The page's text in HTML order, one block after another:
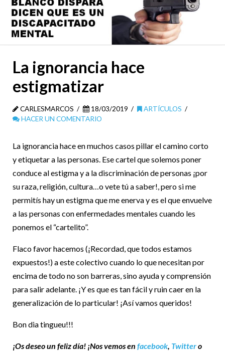
La ignorancia hace
estigmatizar
CARLESMARCOS 18/03/2019
ARTÍCULOS
HACER UN COMENTARIO
La ignorancia hace en muchos casos pillar el camino corto
y etiquetar a las personas. Ese cartel que solemos poner
conduce al estigma y a la discriminación de personas ¡por
su raza, religión, cultura…o vete tú a saber!, pero si me
permitís hay un estigma que me enerva y es el que envuelve
a las personas con enfermedades mentales cuando les
ponemos el “cartelito”.
Flaco favor hacemos (¡Recordad, que todos estamos
expuestos!) a este colectivo cuando lo que necesitan por
encima de todo no son barreras, sino ayuda y comprensión
para salir adelante. ¡Y es que es tan fácil y ruin caer en la
generalización de lo particular! ¡Así vamos queridos!
Bon dia tingueu!!!
¡Os deseo un feliz día! ¡Nos vemos en facebook, Twittero